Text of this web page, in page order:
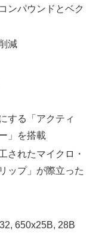
ンパウンドとベク
減
する「アクティ
」を搭載
されたマイクロ・
ップ」が際立った
650x25B, 28B